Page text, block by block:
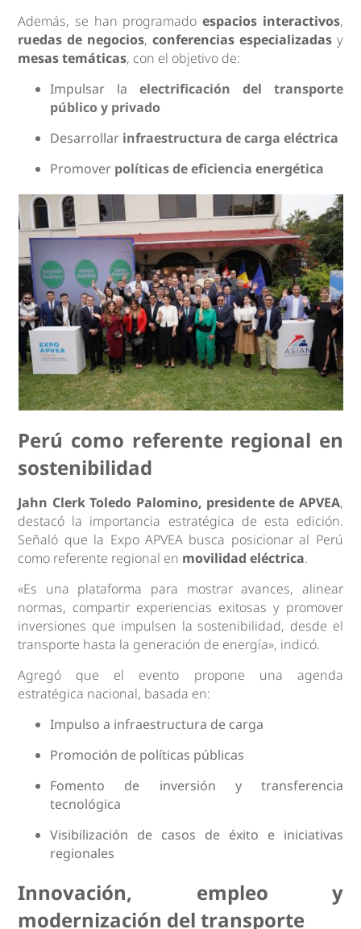
Además, se han programado espacios interactivos,
ruedas de negocios, conferencias especializadasy
mesas temáticas, con el objetivo de:
Impulsar la electrificación del transporte
público y privado
Desarrollar infraestructura de carga eléctrica
Promover políticas de eficiencia energética
Perú como referente regional en
sostenibilidad
Jahn Clerk Toledo Palomino, presidente de APVEA,
destacó la importancia estratégica de esta edición.
Señaló que la Expo APVEA busca posicionar al Perú
como referente regional en movilidad eléctrica.
«Es una plataforma para mostrar avances, alinear
normas, compartir experiencias exitosas y promover
inversiones que impulsen la sostenibilidad, desde el
transporte hasta la generación de energía», indicó.
Agregó que el evento propone una agenda
estratégica nacional, basada en:
Impulso a infraestructura de carga
Promoción de políticas públicas
Fomento de inversión y transferencia
tecnológica
Visibilización de casos de éxito e iniciativas
regionales
Innovación, empleo y
modernización del transporte